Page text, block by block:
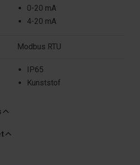
0-20 mA
4-20 mA
Modbus RTU
IP65
Kunststof